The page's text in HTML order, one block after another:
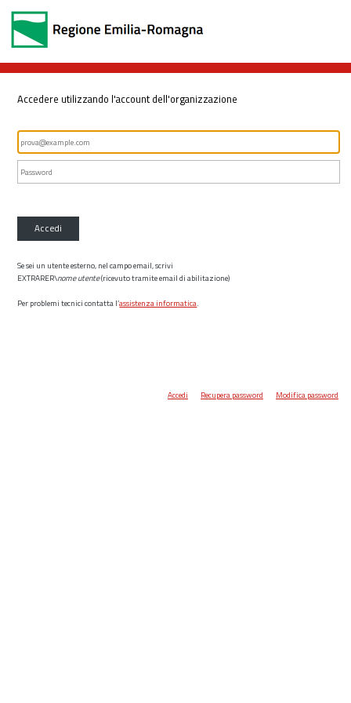
Accedere utilizzando l'account dell'organizzazione
Accedi
Se sei un utente esterno, nel campo email, scrivi
EXTRARER\nome utente(ricevuto tramite email di abilitazione)
Per problemi tecnici contatta l’assistenza informatica.
Accedi Recupera password Modifica password